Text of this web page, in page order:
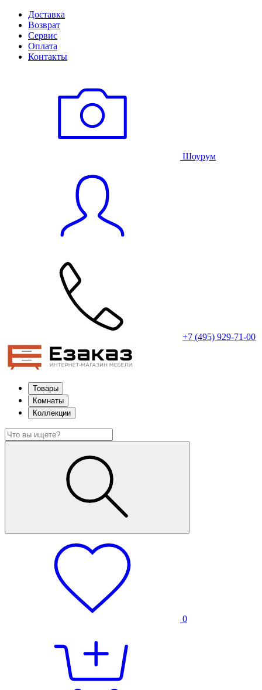
Доставка
Возврат
Сервис
Оплата
Контакты
Шоурум
+7 (495) 929-71-00
Товары
Комнаты
Коллекции
0